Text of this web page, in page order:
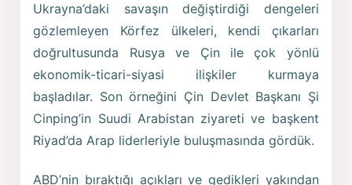
Ukrayna’daki savaşın değiştirdiği dengeleri
gözlemleyen Körfez ülkeleri, kendi çıkarları
doğrultusunda Rusya ve Çin ile çok yönlü
ekonomik-ticari-siyasi ilişkiler kurmaya
başladılar. Son örneğini Çin Devlet Başkanı Şi
Cinping’in Suudi Arabistan ziyareti ve başkent
Riyad’da Arap liderleriyle buluşmasında gördük.
ABD’nin bıraktığı açıkları ve gedikleri yakından